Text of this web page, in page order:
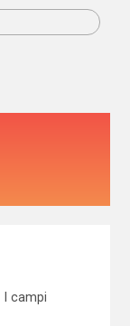
I campi